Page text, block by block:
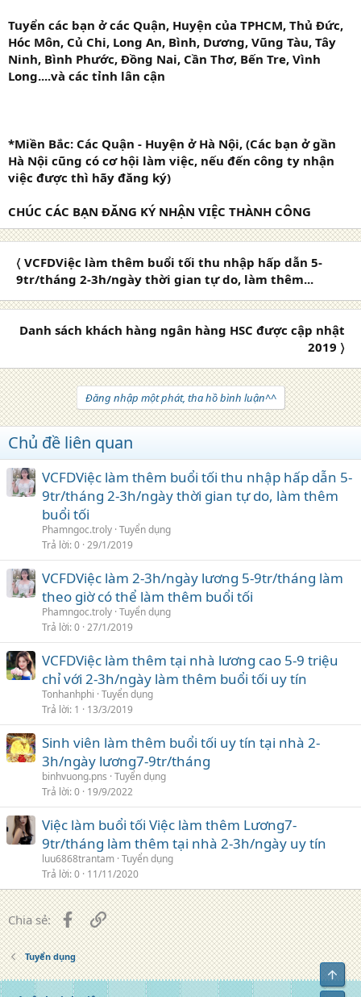
Tuyển các bạn ở các Quận, Huyện của TPHCM, Thủ Đức,
Hóc Môn, Củ Chi, Long An, Bình, Dương, Vũng Tàu, Tây
Ninh, Bình Phước, Đồng Nai, Cần Thơ, Bến Tre, Vình
Long....và các tỉnh lân cận
*Miền Bắc: Các Quận - Huyện ở Hà Nội, (Các bạn ở gần
Hà Nội cũng có cơ hội làm việc, nếu đến công ty nhận
việc được thì hãy đăng ký)
CHÚC CÁC BẠN ĐĂNG KÝ NHẬN VIỆC THÀNH CÔNG
〈 VCFDViệc làm thêm buổi tối thu nhập hấp dẫn 5-
9tr/tháng 2-3h/ngày thời gian tự do, làm thêm...
Danh sách khách hàng ngân hàng HSC được cập nhật
2019 〉
Đăng nhập một phát, tha hồ bình luận^^
Chủ đề liên quan
VCFDViệc làm thêm buổi tối thu nhập hấp dẫn 5-
9tr/tháng 2-3h/ngày thời gian tự do, làm thêm
buổi tối
Phamngoc.troly Tuyển dụng
Trả lời 0 29/1/2019
VCFDViệc làm 2-3h/ngày lương 5-9tr/tháng làm
theo giờ có thể làm thêm buổi tối
Phamngoc.troly Tuyển dụng
Trả lời 0 27/1/2019
VCFDViệc làm thêm tại nhà lương cao 5-9 triệu
chỉ với 2-3h/ngày làm thêm buổi tối uy tín
Tonhanhphi Tuyển dụng
Trả lời 1 13/3/2019
Sinh viên làm thêm buổi tối uy tín tại nhà 2-
3h/ngày lương7-9tr/tháng
binhvuong.pns Tuyển dụng
Trả lời 0 19/9/2022
Việc làm buổi tối Việc làm thêm Lương7-
9tr/tháng làm thêm tại nhà 2-3h/ngày uy tín
luu6868trantam Tuyển dụng
Trả lời 0 11/11/2020
Chia sẻ: FacebookLiên kết
Tuyển dụng
Top